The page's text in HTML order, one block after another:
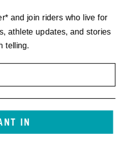
and join riders who live for
athlete updates, and stories
telling.
IN